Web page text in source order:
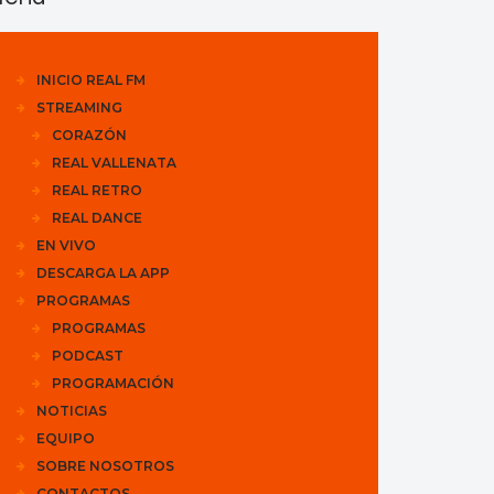
INICIO REAL FM
STREAMING
CORAZÓN
REAL VALLENATA
REAL RETRO
REAL DANCE
EN VIVO
DESCARGA LA APP
PROGRAMAS
PROGRAMAS
PODCAST
PROGRAMACIÓN
NOTICIAS
EQUIPO
SOBRE NOSOTROS